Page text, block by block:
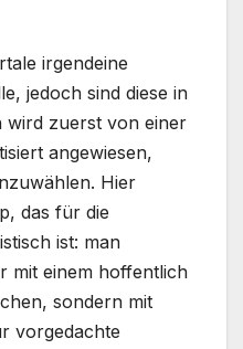
irgendeine
jedoch sind diese in
wird zuerst von einer
angewiesen,
Hier
das für die
ist: man
mit einem hoffentlich
sondern mit
vorgedachte